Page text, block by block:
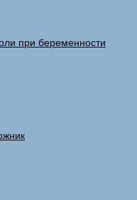
при беременности